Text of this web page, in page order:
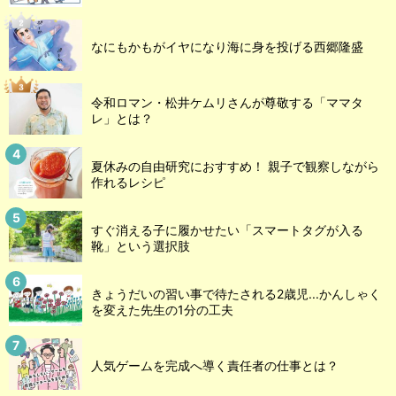
なにもかもがイヤになり海に身を投げる西郷隆盛
令和ロマン・松井ケムリさんが尊敬する「ママタ
レ」とは？
夏休みの自由研究におすすめ！ 親子で観察しながら
作れるレシピ
すぐ消える子に履かせたい「スマートタグが入る
靴」という選択肢
きょうだいの習い事で待たされる2歳児...かんしゃく
を変えた先生の1分の工夫
人気ゲームを完成へ導く責任者の仕事とは？